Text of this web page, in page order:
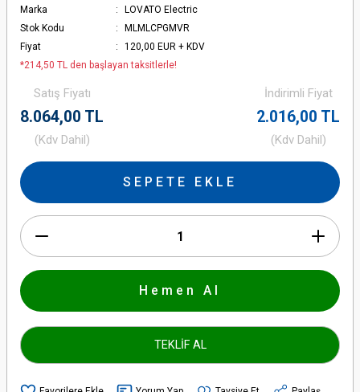
Marka
LOVATO Electric
Stok Kodu
MLMLCPGMVR
Fiyat
120,00 EUR + KDV
*214,50 TL den başlayan taksitlerle!
Satış Fiyatı
8.064,00 TL
(Kdv Dahil)
İndirimli Fiyat
2.016,00 TL
(Kdv Dahil)
SEPETE EKLE
Hemen Al
TEKLİF AL